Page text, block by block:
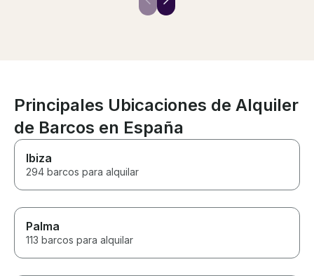
boats that came past. Visit from
Principales Ubicaciones de Alquiler
de Barcos en España
Ibiza
294 barcos para alquilar
Palma
113 barcos para alquilar